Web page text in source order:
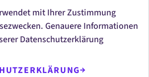
mit Ihrer Zustimmung
Genauere Informationen
Datenschutzerklärung